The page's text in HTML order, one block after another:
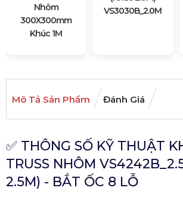
Nhôm
300X300mm
Khúc 1M
300X300mm
Mô Tả Sản Phẩm Đánh Giá
✅ THÔNG SỐ KỸ THUẬT
TRUSS NHÔM
2.5M) - BẮT ỐC 8 LỖ